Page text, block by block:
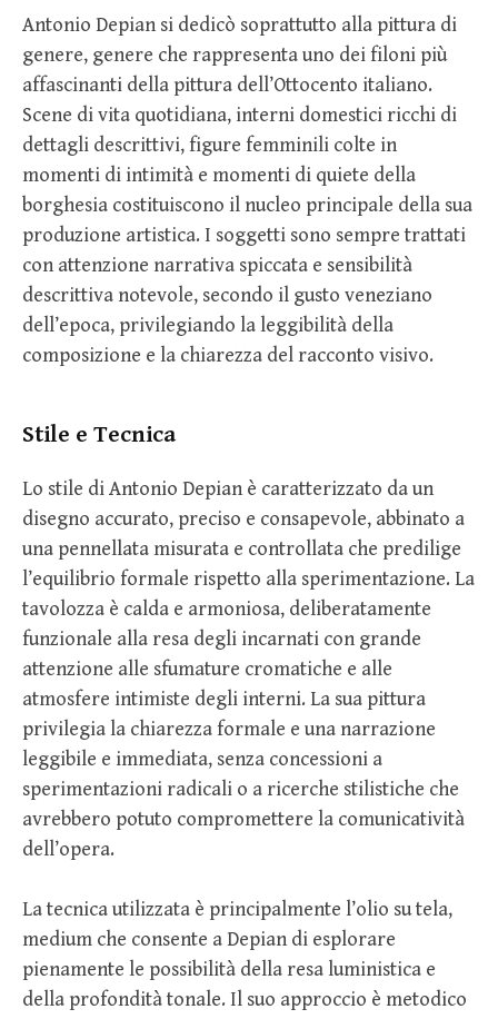
Antonio Depian si dedicò soprattutto alla pittura di
genere, genere che rappresenta uno dei filoni più
affascinanti della pittura dell’Ottocento italiano.
Scene di vita quotidiana, interni domestici ricchi di
dettagli descrittivi, figure femminili colte in
momenti di intimità e momenti di quiete della
borghesia costituiscono il nucleo principale della sua
produzione artistica. I soggetti sono sempre trattati
con attenzione narrativa spiccata e sensibilità
descrittiva notevole, secondo il gusto veneziano
dell’epoca, privilegiando la leggibilità della
composizione e la chiarezza del racconto visivo.
Stile e Tecnica
Lo stile di Antonio Depian è caratterizzato da un
disegno accurato, preciso e consapevole, abbinato a
una pennellata misurata e controllata che predilige
l’equilibrio formale rispetto alla sperimentazione. La
tavolozza è calda e armoniosa, deliberatamente
funzionale alla resa degli incarnati con grande
attenzione alle sfumature cromatiche e alle
atmosfere intimiste degli interni. La sua pittura
privilegia la chiarezza formale e una narrazione
leggibile e immediata, senza concessioni a
sperimentazioni radicali o a ricerche stilistiche che
avrebbero potuto compromettere la comunicatività
dell’opera.
La tecnica utilizzata è principalmente l’olio su tela,
medium che consente a Depian di esplorare
pienamente le possibilità della resa luministica e
della profondità tonale. Il suo approccio è metodico